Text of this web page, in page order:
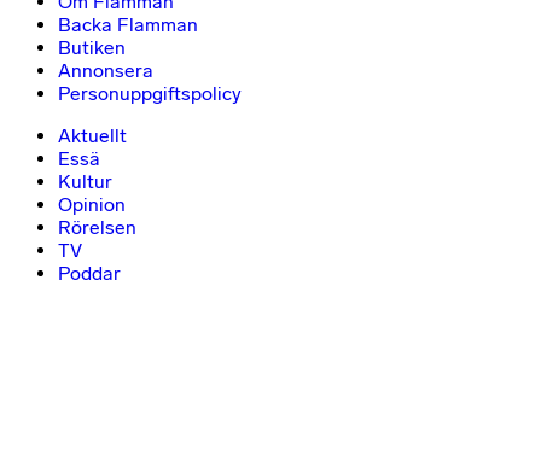
Backa Flamman
Butiken
Annonsera
Personuppgiftspolicy
Aktuellt
Essä
Kultur
Opinion
Rörelsen
TV
Poddar